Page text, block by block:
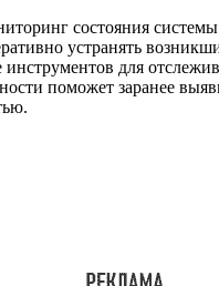
состояния
устранять
инструментов для
поможет заранее